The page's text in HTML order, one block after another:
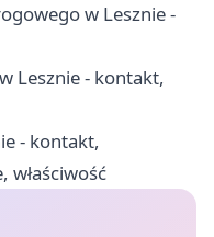
w Lesznie -
Lesznie - kontakt,
- kontakt,
właściwość